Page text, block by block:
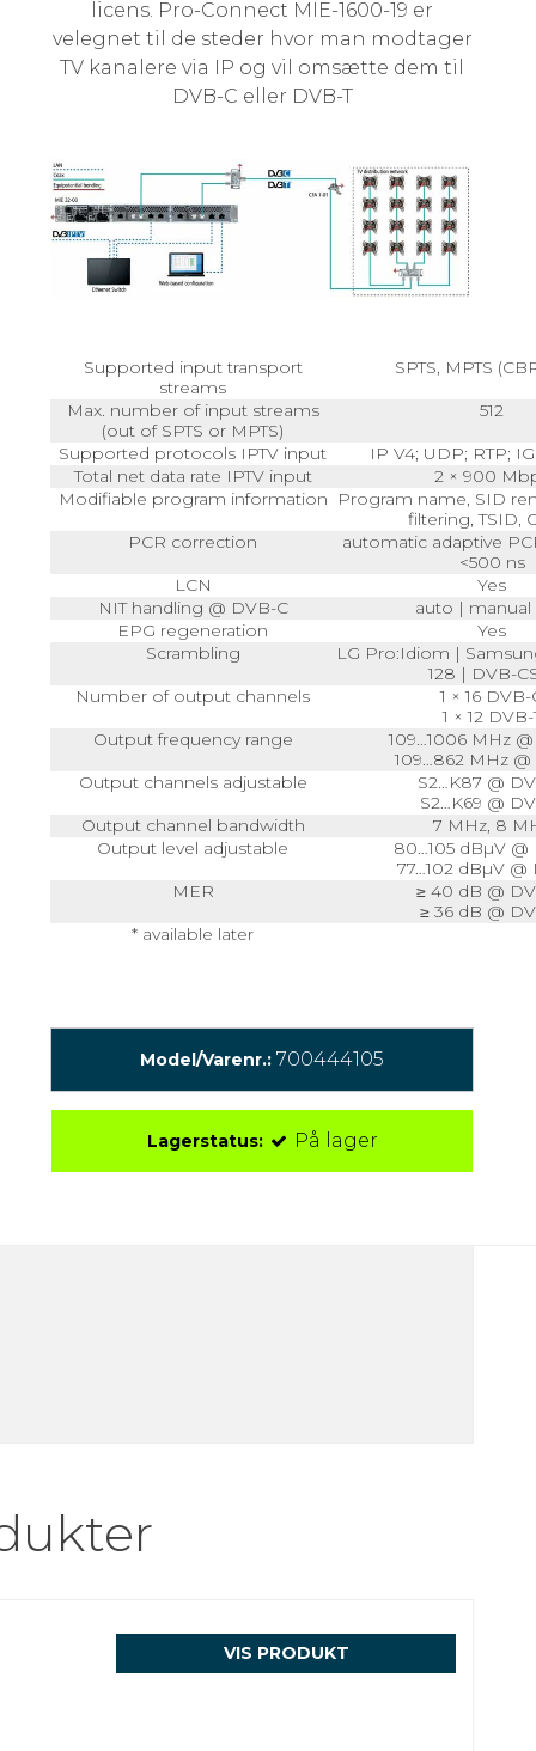
licens. Pro-Connect MIE-1600-19 er
velegnet til de steder hvor man modtager
TV kanalere via IP og vil omsætte dem til
DVB-C eller DVB-T
Supported input transport
streams
SPTS, MPTS
Max. number of input streams
(out of SPTS or MPTS)
512
Supported protocols IPTV input
IP V4; UDP; RTP;
Total net data rate IPTV input
2 × 900
Modifiable program information
Program name, SID
filtering, TSID,
PCR correction
automatic adaptive
<500 ns
LCN
Yes
NIT handling @ DVB-C
auto | manual
EPG regeneration
Yes
Scrambling
LG Pro:Idiom |
128 | DVB-
Number of output channels
1 × 16 DVB-
1 × 12 DVB-
Output frequency range
109…1006 MHz
109…862 MHz @
Output channels adjustable
S2…K87 @
S2…K69 @
Output channel bandwidth
7 MHz, 8
Output level adjustable
80…105 dBµV @
77…102 dBµV @
MER
≥ 40 dB @
≥ 36 dB @
* available later
Model/Varenr.: 700444105
Lagerstatus: På lager
VIS PRODUKT